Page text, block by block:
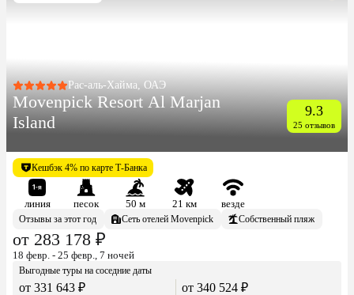
Рас-аль-Хайма, ОАЭ
Movenpick Resort Al Marjan
Island
9.3
25 отзывов
Кешбэк 4% по карте Т-Банка
линия песок 50 м 21 км
везде
Отзывы за этот год
Сеть отелей Movenpick Собственный пляж
от 283 178 ₽
18 февр. - 25 февр., 7 ночей
Выгодные туры на соседние даты
от 331 643 ₽ от 340 524 ₽